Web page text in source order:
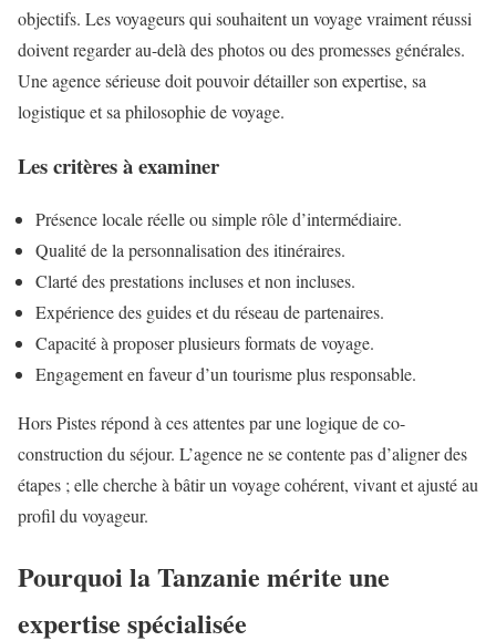
objectifs. Les voyageurs qui souhaitent un voyage vraiment réussi
doivent regarder au-delà des photos ou des promesses générales.
Une agence sérieuse doit pouvoir détailler son expertise, sa
logistique et sa philosophie de voyage.
Les critères à examiner
Présence locale réelle ou simple rôle d’intermédiaire.
Qualité de la personnalisation des itinéraires.
Clarté des prestations incluses et non incluses.
Expérience des guides et du réseau de partenaires.
Capacité à proposer plusieurs formats de voyage.
Engagement en faveur d’un tourisme plus responsable.
Hors Pistes répond à ces attentes par une logique de co-
construction du séjour. L’agence ne se contente pas d’aligner des
étapes ; elle cherche à bâtir un voyage cohérent, vivant et ajusté au
profil du voyageur.
Pourquoi la Tanzanie mérite une
expertise spécialisée